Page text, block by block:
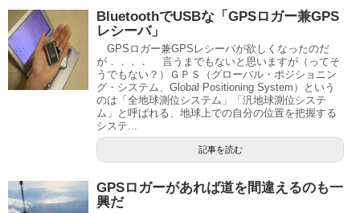
BluetoothでUSBな「GPSロガー兼GPS
レシーバ」
GPSロガー兼GPSレシーバが欲しくなったのだ
が．．．． 言うまでもないと思いますが（ってそ
うでもない？）ＧＰＳ（グローバル・ポジショニン
グ・システム、Global Positioning System）という
のは「全地球測位システム」「汎地球測位システ
ム」と呼ばれる、地球上での自分の位置を把握する
システ...
記事を読む
GPSロガーがあれば道を間違えるのも一
興だ